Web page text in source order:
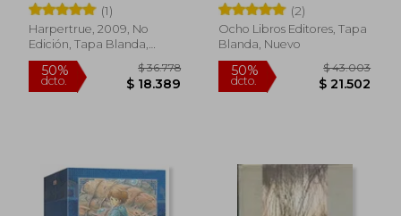
Rápido
(1)
Harpertrue, 2009, No
Edición, Tapa Blanda,
Nuevo
Jaksic
(2)
Ocho Libros Editores, Tapa
Blanda, Nuevo